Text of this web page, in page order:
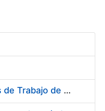
Suministro de Protectores Auditivos a medida para las personas trabajadoras de los Centros de Trabajo de Madrid y Burgos